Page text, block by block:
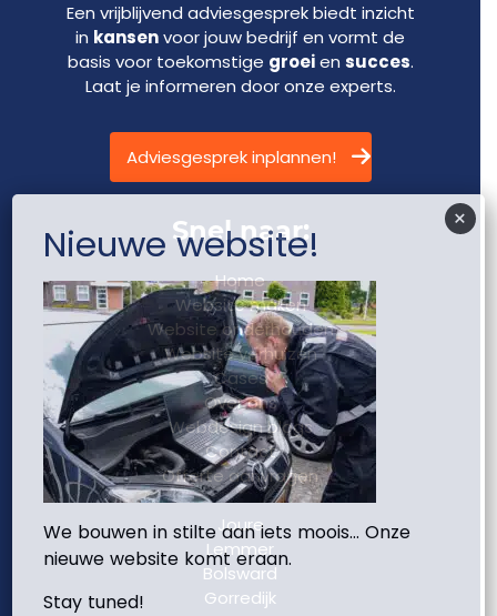
Een vrijblijvend adviesgesprek biedt inzicht
in kansenvoor jouw bedrijf en vormt de
basis voor toekomstige groeien succes.
Laat je informeren door onze experts.
Adviesgesprek inplannen!
Snel naar:
Home
Website maken
Website onderhouden
Website verhuizen
Cases
Over ons
Webdesign blogs
Contact
Offerte aanvragen
Joure
Lemmer
Bolsward
Gorredijk
Nieuwe website!
We bouwen in stilte aan iets moois… Onze
nieuwe website komt eraan.
Stay tuned!
×